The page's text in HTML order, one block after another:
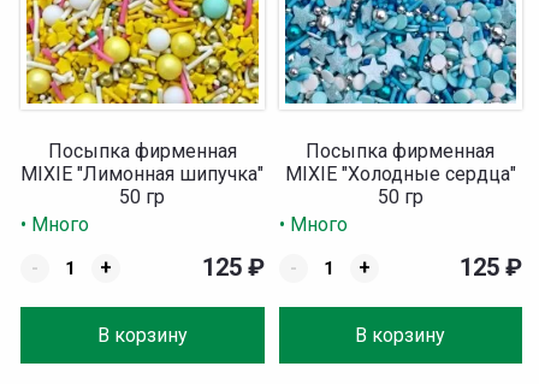
Посыпка фирменная
MIXIE "Лимонная шипучка"
50 гр
• Много
-
+
В корзину
125 ₽
Посыпка фирменная
MIXIE "Холодные сердца"
50 гр
• Много
-
+
В корзину
125 ₽